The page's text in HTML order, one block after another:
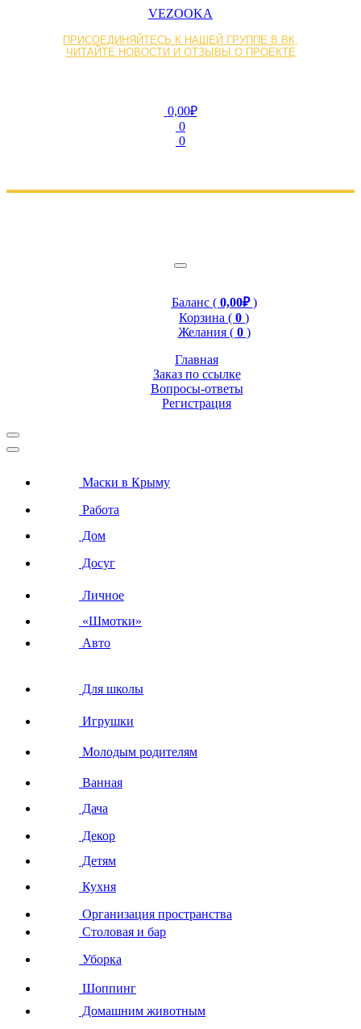
VEZOOKA
ПРИСОЕДИНЯЙТЕСЬ К НАШЕЙ ГРУППЕ В ВК,
ЧИТАЙТЕ НОВОСТИ И ОТЗЫВЫ О ПРОЕКТЕ
0,00₽
0
0
Баланс ( 0,00₽)
Корзина ( 0 )
Желания ( 0 )
Главная
Заказ по ссылке
Вопросы-ответы
Регистрация
Маски в Крыму
Работа
Дом
Досуг
Личное
«Шмотки»
Авто
Для школы
Игрушки
Молодым родителям
Ванная
Дача
Декор
Детям
Кухня
Организация пространства
Столовая и бар
Уборка
Шоппинг
Домашним животным